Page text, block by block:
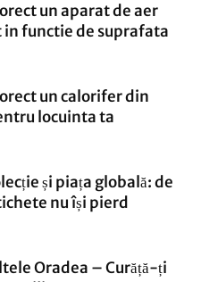
un aparat de aer
functie de suprafata
un calorifer din
locuinta ta
și piața globală: de
nu își pierd
Oradea – Curăță-ți